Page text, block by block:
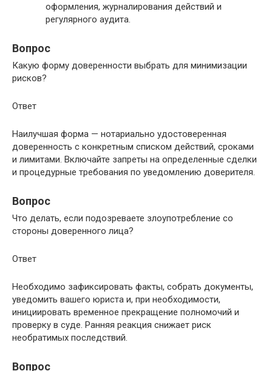
оформления, журналирования действий и
регулярного аудита.
Вопрос
Какую форму доверенности выбрать для минимизации
рисков?
Ответ
Наилучшая форма — нотариально удостоверенная
доверенность с конкретным списком действий, сроками
и лимитами. Включайте запреты на определенные сделки
и процедурные требования по уведомлению доверителя.
Вопрос
Что делать, если подозреваете злоупотребление со
стороны доверенного лица?
Ответ
Необходимо зафиксировать факты, собрать документы,
уведомить вашего юриста и, при необходимости,
инициировать временное прекращение полномочий и
проверку в суде. Ранняя реакция снижает риск
необратимых последствий.
Вопрос